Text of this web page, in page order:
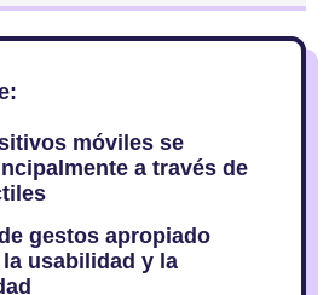
móviles se
a través de
gestos apropiado
usabilidad y la